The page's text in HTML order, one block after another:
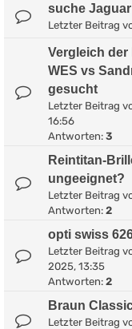
suche
Letzter Beitrag
Vergleich
WES vs
gesucht
Letzter Beitrag
16:56
Antworten: 3
Reintitan-
ungeeignet?
Letzter Beitrag
Antworten: 2
opti swiss
Letzter Beitrag
2025, 13:35
Antworten: 2
Braun
Letzter Beitrag